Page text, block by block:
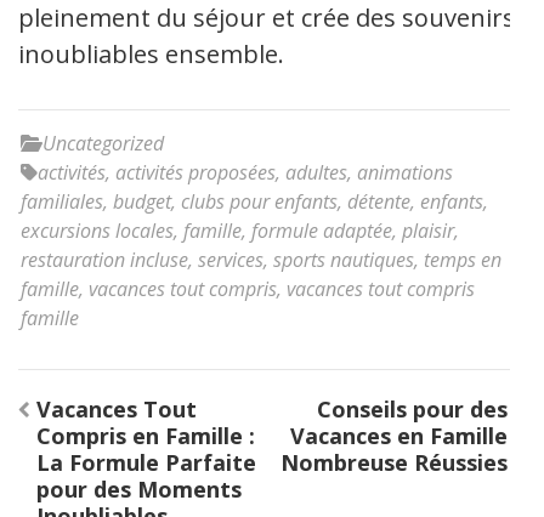
pleinement du séjour et crée des souvenirs
inoubliables ensemble.
Uncategorized
activités, activités proposées, adultes, animations
familiales, budget, clubs pour enfants, détente, enfants,
excursions locales, famille, formule adaptée, plaisir,
restauration incluse, services, sports nautiques, temps en
famille, vacances tout compris, vacances tout compris
famille
Navigation
de
l’article
Vacances Tout
Compris en Famille :
La Formule Parfaite
pour des Moments
Conseils pour des
Vacances en Famille
Nombreuse Réussies